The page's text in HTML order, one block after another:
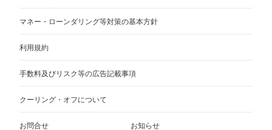
マネー・ローンダリング等対策の基本方針
利用規約
手数料及びリスク等の広告記載事項
クーリング・オフについて
お問合せ お知らせ